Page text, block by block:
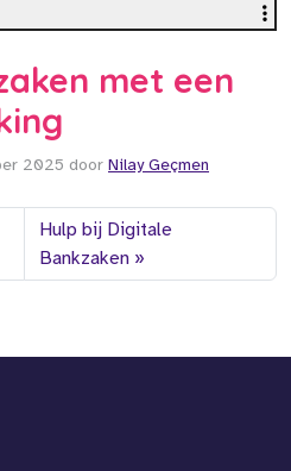
met een
2025 door Nilay Geçmen
Hulp bij Digitale
Bankzaken